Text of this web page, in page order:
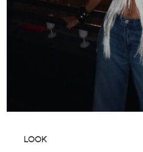
LOOK